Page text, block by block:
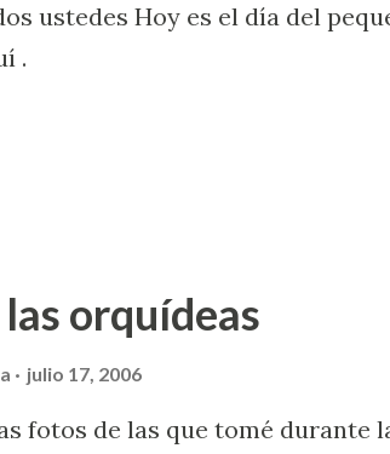
ustedes Hoy es el día del
.
orquídeas
julio 17, 2006
fotos de las que tomé durante